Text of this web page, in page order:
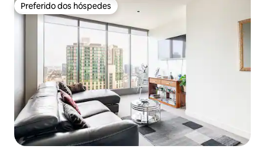
Preferido dos hóspedes
Preferido dos hóspedes